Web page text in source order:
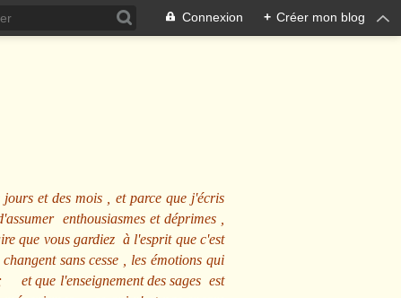
Connexion + Créer mon blog
et des mois , et parce que j'écris
enthousiasmes et déprimes ,
que vous gardiez à l'esprit que c'est
sans cesse , les émotions qui
et que l'enseignement des sages est